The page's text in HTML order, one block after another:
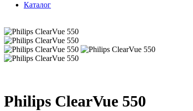
Каталог
Philips ClearVue 550